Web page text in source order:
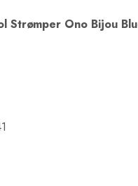
Strømper Ono Bijou